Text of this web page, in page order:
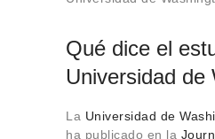
Qué dice el
Universidad de
La Universidad de
ha publicado en la